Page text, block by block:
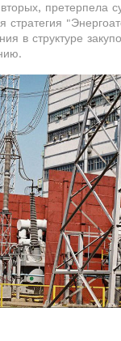
претерпела
стратегия
в структуре